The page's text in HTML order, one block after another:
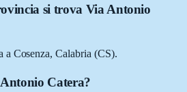
si trova Via Antonio
Cosenza, Calabria (CS).
Catera?